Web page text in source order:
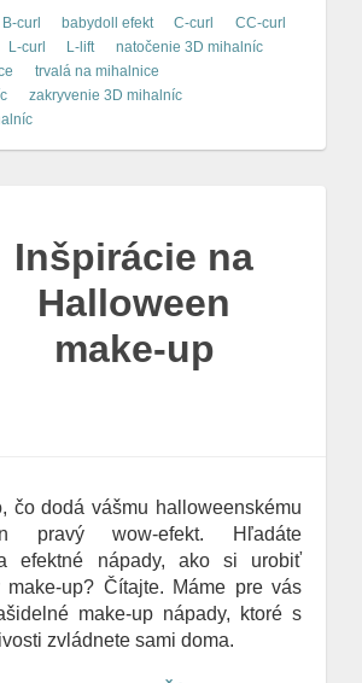
B-curl babydoll efekt C-curl
CC-curl
L-curl L-lift
natočenie 3D mihalníc
trvalá na mihalnice
zakryvenie 3D mihalníc
Inšpirácie na
Halloween
make-up
čo dodá vášmu halloweenskému
pravý wow-efekt. Hľadáte
efektné nápady, ako si urobiť
make-up? Čítajte. Máme pre vás
make-up nápady, ktoré s
zvládnete sami doma.